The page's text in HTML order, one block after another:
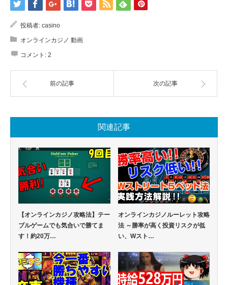
投稿者: casino
オンラインカジノ 動画
コメント: 2
前の記事 次の記事
関連記事
【オンラインカジノ攻略法】テー
ブルゲームでも気合いで勝てま
す！約20万…
オンラインカジノルーレット攻略
法 ～勝率が高く投資リスクが低
い、Wスト…